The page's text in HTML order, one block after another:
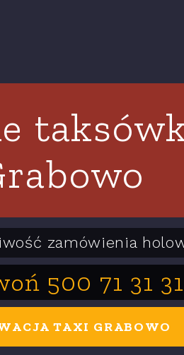
zamówienia
500 71 31 31
TAXI GRABOWO